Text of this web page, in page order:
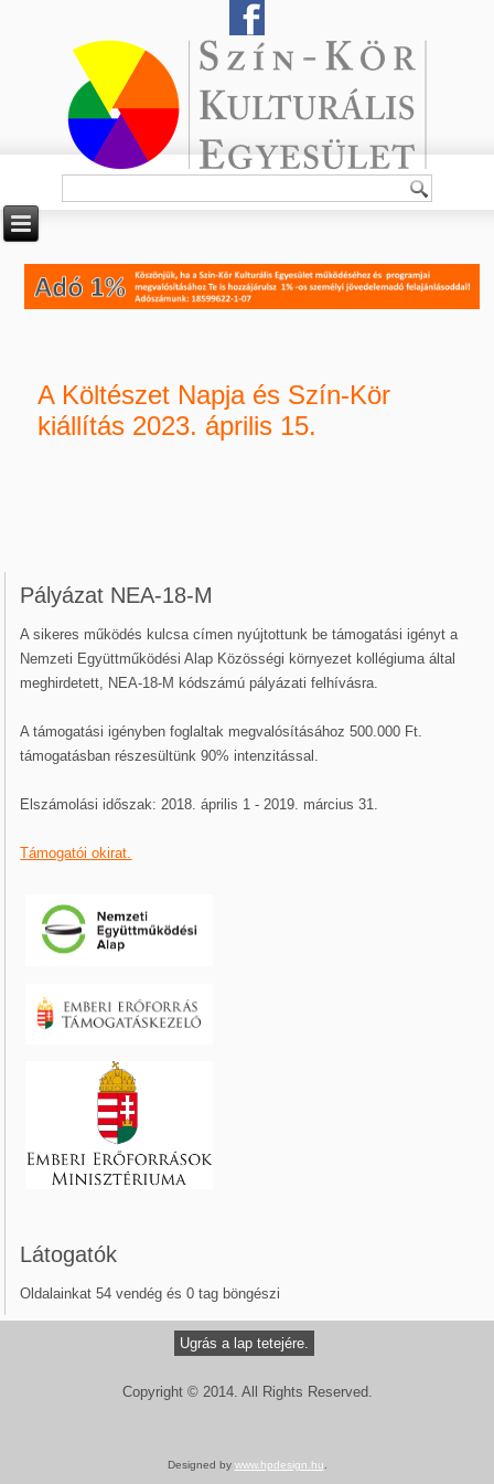
A Költészet Napja és Szín-Kör
kiállítás 2023. április 15.
Pályázat NEA-18-M
A sikeres működés kulcsa címen nyújtottunk be támogatási igényt a
Nemzeti Együttműködési Alap Közösségi környezet kollégiuma által
meghirdetett, NEA-18-M kódszámú pályázati felhívásra.
A támogatási igényben foglaltak megvalósításához 500.000 Ft.
támogatásban részesültünk 90% intenzitással.
Elszámolási időszak: 2018. április 1 - 2019. március 31.
Támogatói okirat.
Látogatók
Oldalainkat 54 vendég és 0 tag böngészi
Ugrás a lap tetejére.
Copyright © 2014. All Rights Reserved.
Designed by www.hpdesign.hu